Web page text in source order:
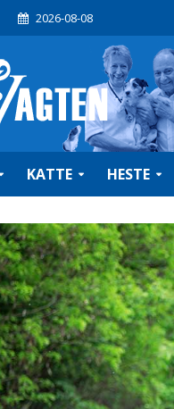
2026-08-08
KATTE HESTE